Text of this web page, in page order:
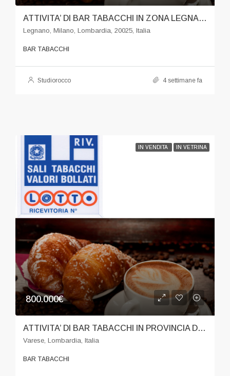
ATTIVITA’ DI BAR TABACCHI IN ZONA LEGNANO
Legnano, Milano, Lombardia, 20025, Italia
BAR TABACCHI
Studiorocco 4 settimane fa
IN VENDITA IN VETRINA
800.000€
ATTIVITA’ DI BAR TABACCHI IN PROVINCIA DI VARESE
Varese, Lombardia, Italia
BAR TABACCHI